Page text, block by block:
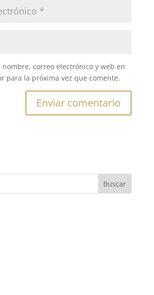
nombre, correo electrónico y web en
para la próxima vez que comente.